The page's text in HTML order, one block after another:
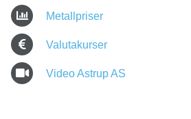
Metallpriser
Valutakurser
Video Astrup AS